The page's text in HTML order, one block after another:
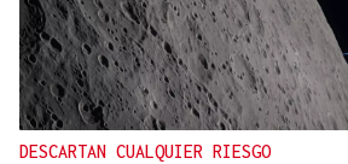
DESCARTAN CUALQUIER RIESGO